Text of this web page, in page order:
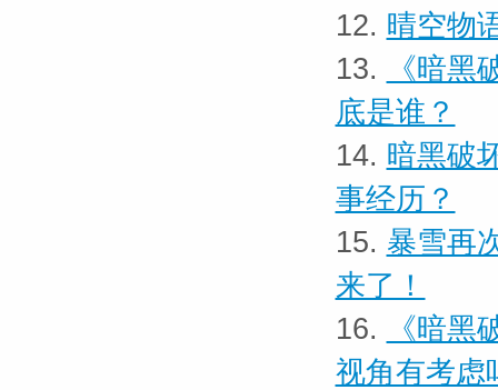
12. 晴空物
13.
《暗
底是谁？
14. 暗黑破
事经历？
15. 暴雪再
来了！
16.
《暗
视角有考虑